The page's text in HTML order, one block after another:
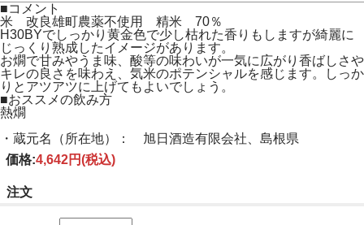
■コメント
米 改良雄町農薬不使用 精米 70％
H30BYでしっかり黄金色で少し枯れた香りもしますが綺麗に
じっくり熟成したイメージがあります。
お燗で甘みやうま味、酸等の味わいが一気に広がり香ばしさや
キレの良さを味わえ、気米のポテンシャルを感じます。しっか
りとアツアツに上げてもよいでしょう。
■おススメの飲み方
熱燗
・蔵元名（所在地）： 旭日酒造有限会社、島根県
価格:4,642円(税込)
注文